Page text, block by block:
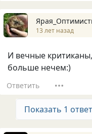
13 лет назад
И вечные
больше нечем:)
Ответить
Показать 1 ответ